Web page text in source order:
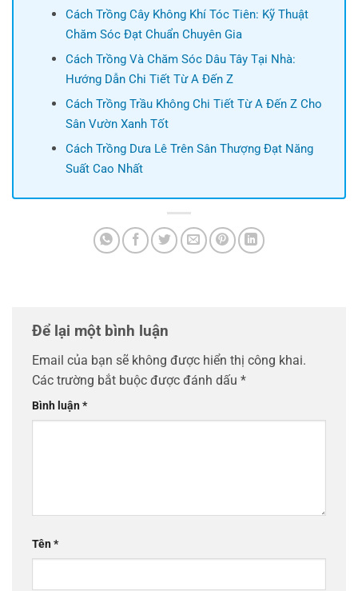
Cách Trồng Cây Không Khí Tóc Tiên: Kỹ Thuật
Chăm Sóc Đạt Chuẩn Chuyên Gia
Cách Trồng Và Chăm Sóc Dâu Tây Tại Nhà:
Hướng Dẫn Chi Tiết Từ A Đến Z
Cách Trồng Trầu Không Chi Tiết Từ A Đến Z Cho
Sân Vườn Xanh Tốt
Cách Trồng Dưa Lê Trên Sân Thượng Đạt Năng
Suất Cao Nhất
Để lại một bình luận
Email của bạn sẽ không được hiển thị công khai.
Các trường bắt buộc được đánh dấu *
Bình luận*
Tên*